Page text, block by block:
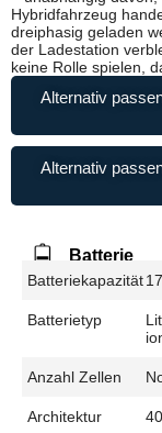
Hybridfahrzeug
dreiphasig geladen
der Ladestation
keine Rolle spielen,
Alternativ
Alternativ
Batterie
Batteriekapazität
Batterietyp
Anzahl Zellen
Architektur